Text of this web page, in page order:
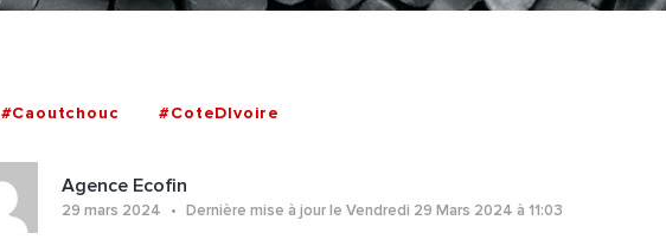
#Caoutchouc #CoteDIvoire
Agence Ecofin
29 mars 2024 Dernière mise à jour le Vendredi 29 Mars 2024 à 11:03